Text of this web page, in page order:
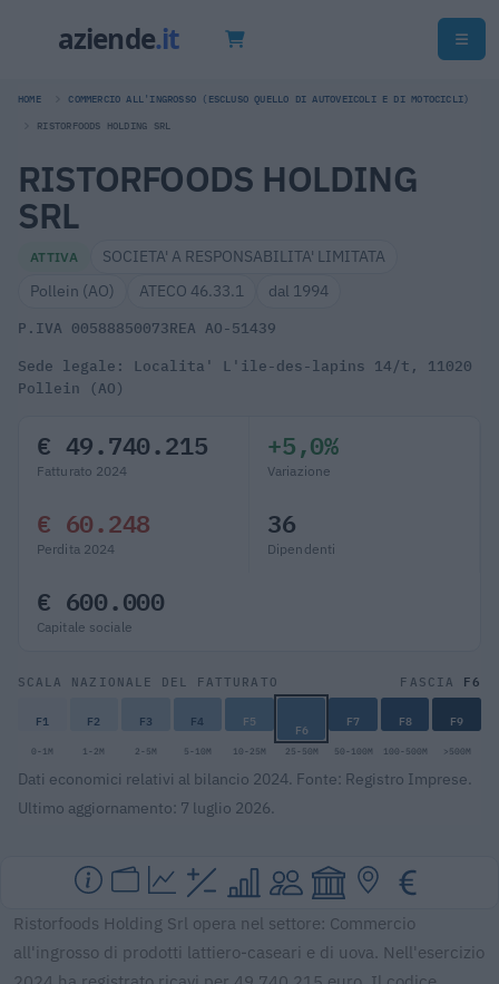
HOME COMMERCIO ALL'INGROSSO (ESCLUSO QUELLO DI AUTOVEICOLI E DI MOTOCICLI)
RISTORFOODS HOLDING SRL
RISTORFOODS HOLDING
SRL
ATTIVA
SOCIETA' A RESPONSABILITA' LIMITATA
Pollein (AO)
ATECO 46.33.1 dal 1994
P.IVA 00588850073REA AO-51439
Sede legale: Localita' L'ile-des-lapins 14/t, 11020
Pollein (AO)
€ 49.740.215
Fatturato 2024
+5,0%
Variazione
€ 60.248
Perdita 2024
36
Dipendenti
€ 600.000
Capitale sociale
SCALA NAZIONALE DEL FATTURATO FASCIA F6
F1 F2 F3 F4 F5 F6 F7 F8 F9
0-1M 1-2M 2-5M 5-10M 10-25M 25-50M 50-100M 100-500M >500M
Dati economici relativi al bilancio 2024. Fonte: Registro Imprese.
Ultimo aggiornamento: 7 luglio 2026.
Ristorfoods Holding Srl opera nel settore: Commercio
all'ingrosso di prodotti lattiero-caseari e di uova. Nell'esercizio